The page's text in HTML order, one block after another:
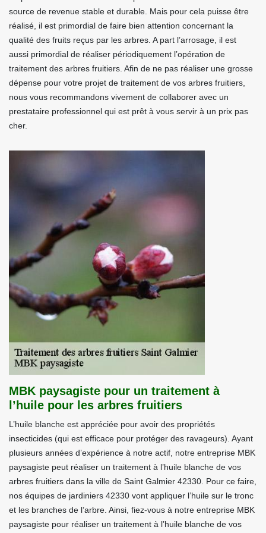
source de revenue stable et durable. Mais pour cela puisse être
réalisé, il est primordial de faire bien attention concernant la
qualité des fruits reçus par les arbres. A part l’arrosage, il est
aussi primordial de réaliser périodiquement l’opération de
traitement des arbres fruitiers. Afin de ne pas réaliser une grosse
dépense pour votre projet de traitement de vos arbres fruitiers,
nous vous recommandons vivement de collaborer avec un
prestataire professionnel qui est prêt à vous servir à un prix pas
cher.
MBK paysagiste pour un traitement à
l’huile pour les arbres fruitiers
L’huile blanche est appréciée pour avoir des propriétés
insecticides (qui est efficace pour protéger des ravageurs). Ayant
plusieurs années d’expérience à notre actif, notre entreprise MBK
paysagiste peut réaliser un traitement à l’huile blanche de vos
arbres fruitiers dans la ville de Saint Galmier 42330. Pour ce faire,
nos équipes de jardiniers 42330 vont appliquer l’huile sur le tronc
et les branches de l’arbre. Ainsi, fiez-vous à notre entreprise MBK
paysagiste pour réaliser un traitement à l’huile blanche de vos